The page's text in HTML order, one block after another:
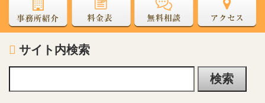
サイト内検索